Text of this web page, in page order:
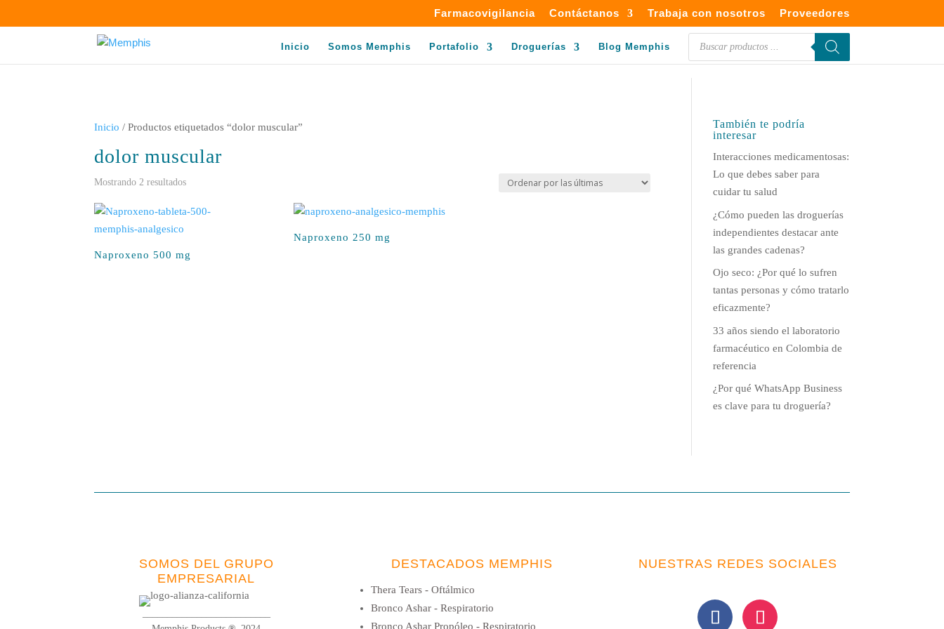
Farmacovigilancia Contáctanos Trabaja con nosotros Proveedores
Inicio Somos Memphis Portafolio Droguerías Blog Memphis
Búsqueda
Inicio / Productos etiquetados “dolor muscular”
dolor muscular
Mostrando 2 resultadosSorted
latest
Naproxeno 500 mg
Naproxeno 250 mg
También te podría
interesar
Interacciones medicamentosas:
Lo que debes saber para
cuidar tu salud
¿Cómo pueden las droguerías
independientes destacar ante
las grandes cadenas?
Ojo seco: ¿Por qué lo sufren
tantas personas y cómo tratarlo
eficazmente?
33 años siendo el laboratorio
farmacéutico en Colombia de
referencia
¿Por qué WhatsApp Business
es clave para tu droguería?
SOMOS DEL GRUPO
EMPRESARIAL
DESTACADOS MEMPHIS
Thera Tears - Oftálmico
Bronco Ashar - Respiratorio
Bronco Ashar Propóleo - Respiratorio
NUESTRAS REDES SOCIALES